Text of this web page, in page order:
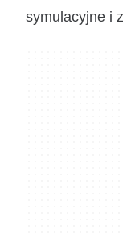
symulacyjne i